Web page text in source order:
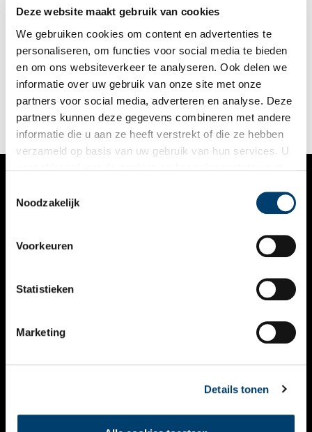
Deze website maakt gebruik van cookies
We gebruiken cookies om content en advertenties te
personaliseren, om functies voor social media te bieden
en om ons websiteverkeer te analyseren. Ook delen we
informatie over uw gebruik van onze site met onze
partners voor social media, adverteren en analyse. Deze
partners kunnen deze gegevens combineren met andere
informatie die u aan ze heeft verstrekt of die ze hebben
verzameld op basis van uw gebruik van hun services. U
Noodzakelijk
Voorkeuren
Statistieken
Marketing
Details tonen
Groothoffs ijskar was aan het begin van de vorige eeuw een
begrip in de omgeving van Schoorl, Camperduin en
Callantsoog. In de zomermaanden deden Willem Groothoff en
zijn jongere broer Harrie goede zaken op straat en op het
strand.
VERHALEN
KALENDER
THEMA’S
VIDEO’S
CONTACT